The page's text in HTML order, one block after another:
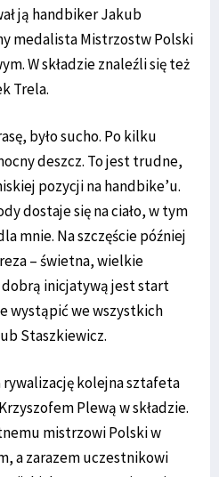
ją handbiker Jakub
medalista Mistrzostw Polski
W składzie znaleźli się też
Trela.
było sucho. Po kilku
deszcz. To jest trudne,
pozycji na handbike’u.
dostaje się na ciało, w tym
mnie. Na szczęście później
– świetna, wielkie
inicjatywą jest start
wystąpić we wszystkich
Staszkiewicz.
rywalizację kolejna sztafeta
Plewą w składzie.
mistrzowi Polski w
a zarazem uczestnikowi